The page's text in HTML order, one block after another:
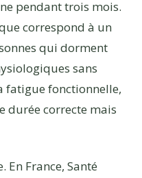
pendant trois mois.
correspond à un
qui dorment
sans
fatigue fonctionnelle,
durée correcte mais
En France, Santé